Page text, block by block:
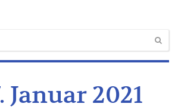
Januar 2021